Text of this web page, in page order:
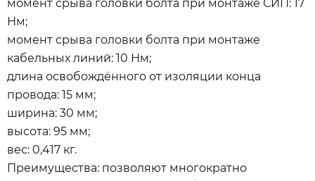
момент срыва головки болта при монтаже СИП: 17
Нм;
момент срыва головки болта при монтаже
кабельных линий: 10 Нм;
длина освобождённого от изоляции конца
провода: 15 мм;
ширина: 30 мм;
высота: 95 мм;
вес: 0,417 кг.
Преимущества: позволяют многократно